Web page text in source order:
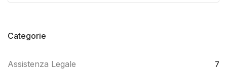
Categorie
Assistenza Legale 7